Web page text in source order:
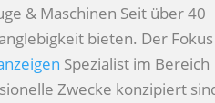
& Maschinen Seit über 40
bieten. Der
Spezialist im Bereich
Zwecke konzipiert